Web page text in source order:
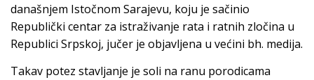
današnjem Istočnom Sarajevu, koju je sačinio
Republički centar za istraživanje rata i ratnih zločina u
Republici Srpskoj, jučer je objavljena u većini bh. medija.
Takav potez stavljanje je soli na ranu porodicama